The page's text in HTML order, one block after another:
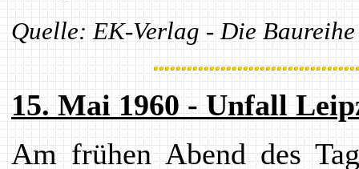
Quelle: EK-Verlag - Die
15. Mai 1960 - Unfall
Am frühen Abend des